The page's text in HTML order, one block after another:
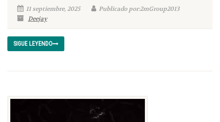
11 septiembre, 2025
Publicado por:2mGroup2013
Deejay
SIGUE LEYENDO